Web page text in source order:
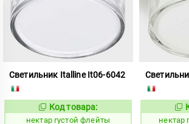
Светильник Italline It06-6042
Код:
1127991
Код товара:
нектар густой флейты нектар